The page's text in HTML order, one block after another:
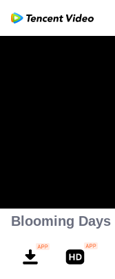
Blooming Days